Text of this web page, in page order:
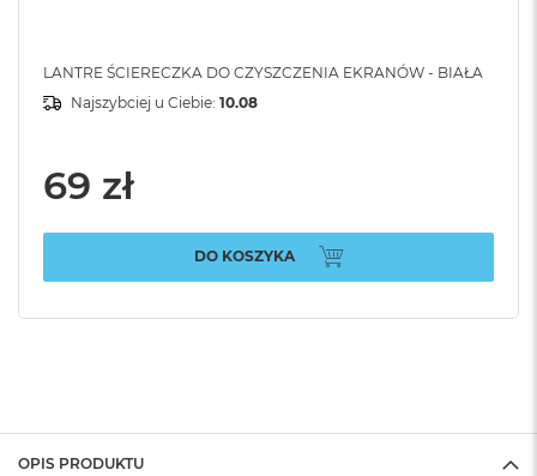
LANTRE ŚCIERECZKA DO CZYSZCZENIA EKRANÓW - BIAŁA
Najszybciej u Ciebie: 10.08
69 zł
DO KOSZYKA
OPIS PRODUKTU